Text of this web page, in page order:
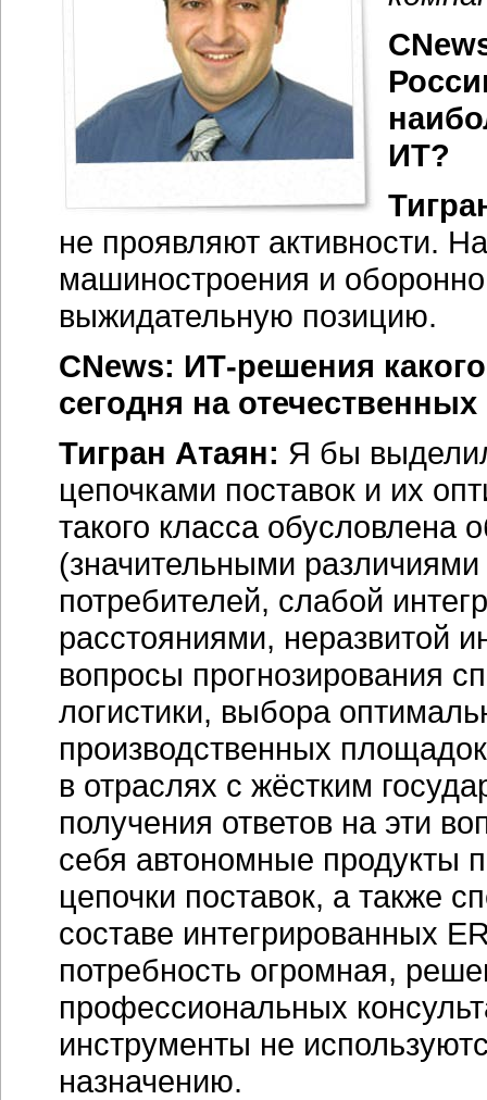
ИТ?
не проявляют активности.
машиностроения и
выжидательную позицию.
CNews: ИТ-решения
сегодня на
Тигран Атаян: Я бы
цепочками поставок и их
такого класса обусловлена
(значительными
потребителей, слабой
расстояниями, неразвитой
вопросы прогнозирования
логистики, выбора
производственных
в отраслях с жёстким
получения ответов на эти
себя автономные продукты
цепочки поставок, а также
составе интегрированных
потребность огромная,
профессиональных
инструменты не
назначению.